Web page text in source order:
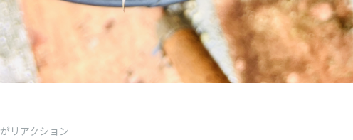
がリアクション